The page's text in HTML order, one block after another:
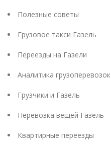
Полезные советы
Грузовое такси Газель
Переезды на Газели
Аналитика грузоперевозок
Грузчики и Газель
Перевозка вещей Газель
Квартирные переезды